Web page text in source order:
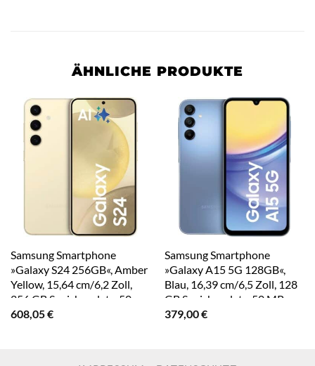
ÄHNLICHE PRODUKTE
Samsung Smartphone
»Galaxy S24 256GB«, Amber
Yellow, 15,64 cm/6,2 Zoll,
256 GB Speicherplatz, 50
MP Kamera
608,05€
Samsung Smartphone
»Galaxy A15 5G 128GB«,
Blau, 16,39 cm/6,5 Zoll, 128
GB Speicherplatz, 50 MP
Kamera
379,00€